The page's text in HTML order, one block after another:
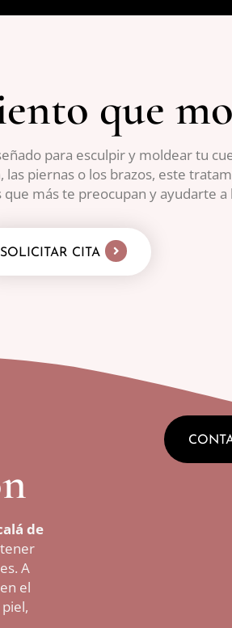
que
para esculpir y moldear tu
piernas o los brazos, este
más te preocupan y ayudarte
SOLICITAR CITA
de
A
el